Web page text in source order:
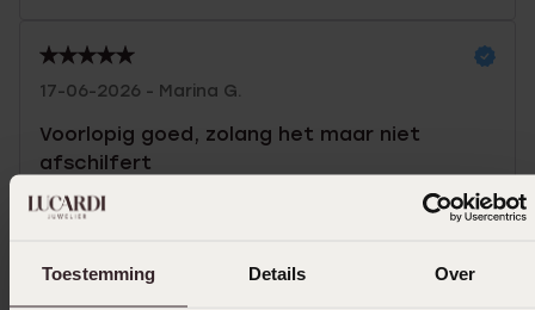
Toestemming Details Over
17-06-2026 - Marina G.
Voorlopig goed, zolang het maar niet
afschilfert